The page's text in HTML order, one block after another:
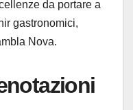
da portare a
gastronomici,
Nova.